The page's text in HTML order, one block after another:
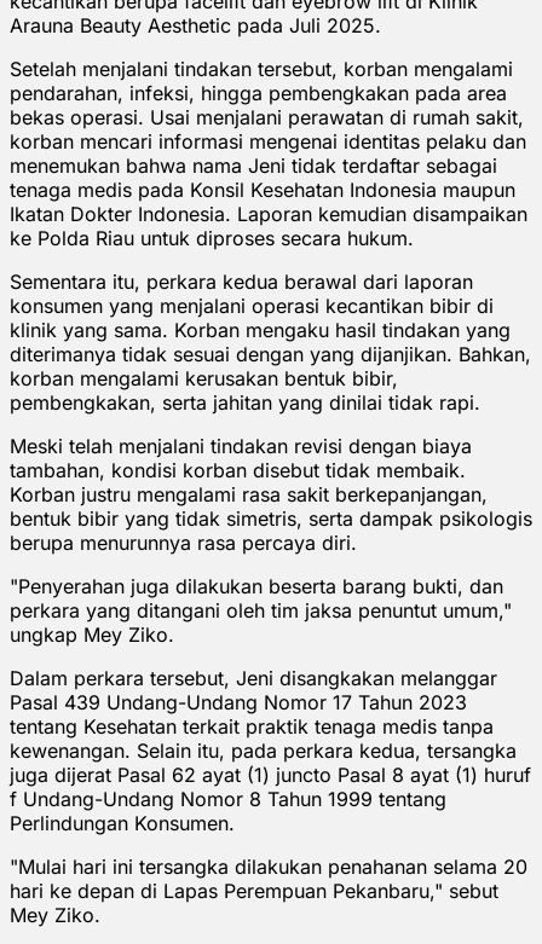
Arauna Beauty Aesthetic pada Juli 2025.
Setelah menjalani tindakan tersebut, korban mengalami
pendarahan, infeksi, hingga pembengkakan pada area
bekas operasi. Usai menjalani perawatan di rumah sakit,
korban mencari informasi mengenai identitas pelaku dan
menemukan bahwa nama Jeni tidak terdaftar sebagai
tenaga medis pada Konsil Kesehatan Indonesia maupun
Ikatan Dokter Indonesia. Laporan kemudian disampaikan
ke Polda Riau untuk diproses secara hukum.
Sementara itu, perkara kedua berawal dari laporan
konsumen yang menjalani operasi kecantikan bibir di
klinik yang sama. Korban mengaku hasil tindakan yang
diterimanya tidak sesuai dengan yang dijanjikan. Bahkan,
korban mengalami kerusakan bentuk bibir,
pembengkakan, serta jahitan yang dinilai tidak rapi.
Meski telah menjalani tindakan revisi dengan biaya
tambahan, kondisi korban disebut tidak membaik.
Korban justru mengalami rasa sakit berkepanjangan,
bentuk bibir yang tidak simetris, serta dampak psikologis
berupa menurunnya rasa percaya diri.
"Penyerahan juga dilakukan beserta barang bukti, dan
perkara yang ditangani oleh tim jaksa penuntut umum,"
ungkap Mey Ziko.
Dalam perkara tersebut, Jeni disangkakan melanggar
Pasal 439 Undang-Undang Nomor 17 Tahun 2023
tentang Kesehatan terkait praktik tenaga medis tanpa
kewenangan. Selain itu, pada perkara kedua, tersangka
juga dijerat Pasal 62 ayat (1) juncto Pasal 8 ayat (1) huruf
f Undang-Undang Nomor 8 Tahun 1999 tentang
Perlindungan Konsumen.
"Mulai hari ini tersangka dilakukan penahanan selama 20
hari ke depan di Lapas Perempuan Pekanbaru," sebut
Mey Ziko.